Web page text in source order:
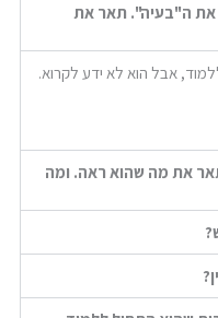
את ה"בעיה". תאר את
לו תשוקה ללמוד, אבל הוא לא ידע לקרוא.
את מה שהוא ראה. ומה